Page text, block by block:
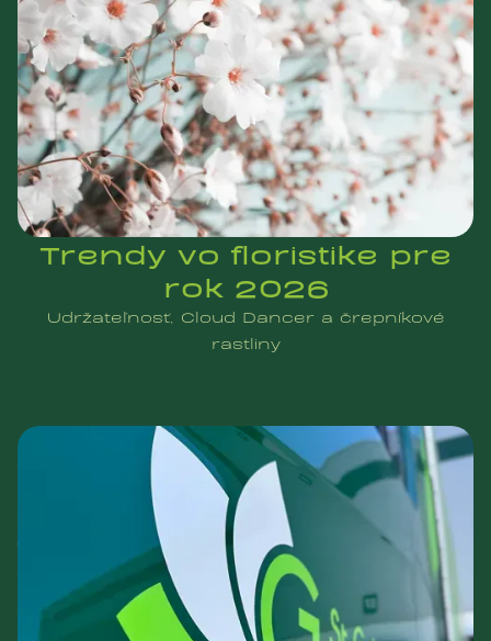
Trendy vo floristike pre
rok 2026
Udržateľnosť, Cloud Dancer a črepníkové
rastliny